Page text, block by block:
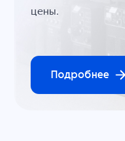
цены.
Подробнее